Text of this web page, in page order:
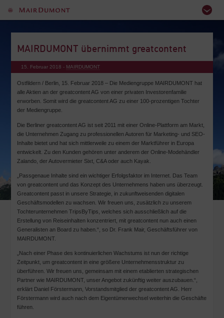
MAIRDUMONT übernimmt greatcontent
15. Februar 2018 - MAIRDUMONT
Ostfildern / Berlin, 15. Februar 2018 – Die Mediengruppe MAIRDUMONT hat
alle Aktien an der greatcontent AG von einer privaten Investorenfamilie
erworben. Somit wird die greatcontent AG zu einer 100-prozentigen Tochter
der Mediengruppe.
Die Berliner greatcontent AG ist seit 2011 mit einer Online-Plattform am Markt,
die Unternehmen Zugang zu professionellen Autoren für Marketing- und SEO-
Inhalte bietet und hat sich mittlerweile zu einem der Marktführer in Europa
entwickelt. Zu den Kunden gehören unter anderem der Online-Modehändler
Zalando, der Autovermieter Sixt, C&A oder auch Kayak.
„Passgenaue Inhalte sind ein wichtiger Erfolgsfaktor im Internet. Das Team
von greatcontent und das Konzept des Unternehmens haben uns überzeugt.
Greatcontent passt in unsere Strategie, in zukunftweisenden digitalen
Geschäftsmodellen zu wachsen. Wir freuen uns, zusätzlich zu unserem
Tochterunternehmen TripsByTips, welches sich ausschließlich auf die
Erstellung von Reiseinhalten konzentriert, mit greatcontent nun auch einen
Generalisten an Board zu haben.“, so Dr. Frank Mair, Geschäftsführer von
MAIRDUMONT.
„Nach einer Phase des kontinuierlichen Wachstums ist nun der richtige
Zeitpunkt, um greatcontent in eine größere Unternehmensstruktur zu
überführen. Wir freuen uns, gemeinsam mit einem etablierten strategischen
Partner wie MAIRDUMONT, unser Angebot zukünftig weiter auszubauen.“,
erklärt Daniel Förstermann, Vorstandsmitglied der greatcontent AG. Herr
Förstermann wird auch nach dem Eigentümerwechsel weiterhin die Geschäfte
führen.